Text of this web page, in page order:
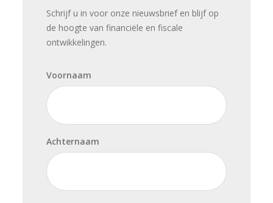
Schrijf u in voor onze nieuwsbrief en blijf op
de hoogte van financiële en fiscale
ontwikkelingen.
Voornaam
Achternaam